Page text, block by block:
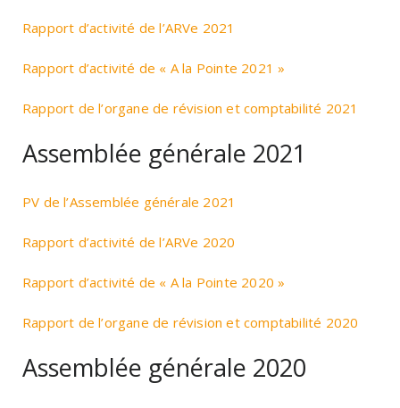
Rapport d’activité de l’ARVe 2021
Rapport d’activité de « A la Pointe 2021 »
Rapport de l’organe de révision et comptabilité 2021
Assemblée générale 2021
PV de l’Assemblée générale 2021
Rapport d’activité de l’ARVe 2020
Rapport d’activité de « A la Pointe 2020 »
Rapport de l’organe de révision et comptabilité 2020
Assemblée générale 2020